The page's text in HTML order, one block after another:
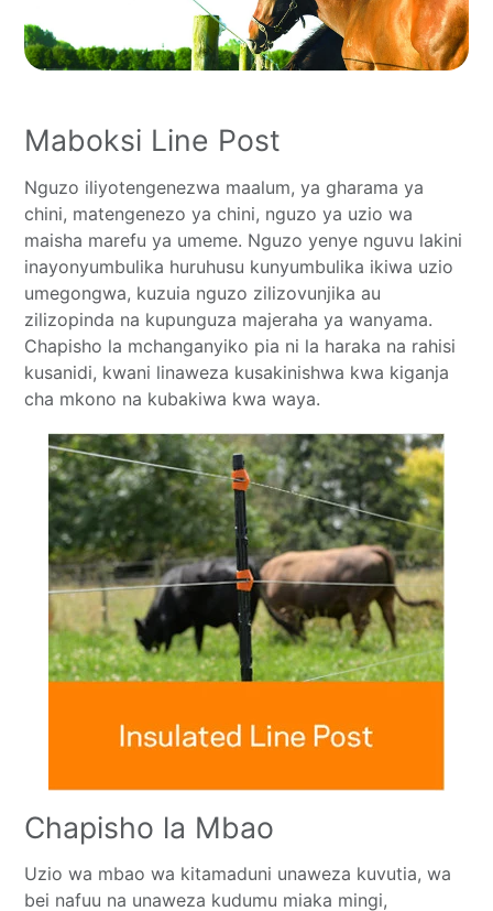
Maboksi Line Post
Nguzo iliyotengenezwa maalum, ya gharama ya
chini, matengenezo ya chini, nguzo ya uzio wa
maisha marefu ya umeme. Nguzo yenye nguvu lakini
inayonyumbulika huruhusu kunyumbulika ikiwa uzio
umegongwa, kuzuia nguzo zilizovunjika au
zilizopinda na kupunguza majeraha ya wanyama.
Chapisho la mchanganyiko pia ni la haraka na rahisi
kusanidi, kwani linaweza kusakinishwa kwa kiganja
cha mkono na kubakiwa kwa waya.
Chapisho la Mbao
Uzio wa mbao wa kitamaduni unaweza kuvutia, wa
bei nafuu na unaweza kudumu miaka mingi,